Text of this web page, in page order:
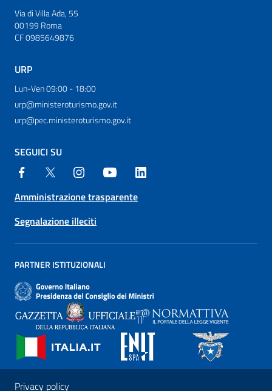
Via di Villa Ada, 55
00199 Roma
CF 0985649876
URP
Lun-Ven 09:00 - 18:00
urp@ministeroturismo.gov.it
urp@pec.ministeroturismo.gov.it
SEGUICI SU
Amministrazione trasparente
Segnalazione illeciti
PARTNER ISTITUZIONALI
Privacy policy